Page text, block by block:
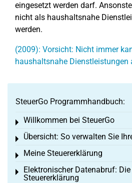
eingesetzt werden darf.
nicht als haushaltsnahe
werden.
(2009): Vorsicht: Nicht immer
haushaltsnahe Dienstleistungen
SteuerGo Programmhandbuch:
Willkommen bei SteuerGo
Toggle menu
Übersicht: So verwalten Sie
Toggle menu
Meine Steuererklärung
Toggle menu
Elektronischer Datenabruf:
Steuererklärung
Toggle menu